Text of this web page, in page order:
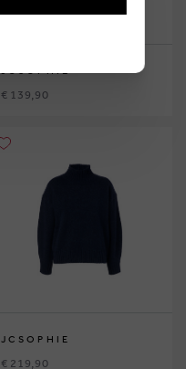
JCSOPHIE
€ 139,90
JCSOPHIE
€ 219,90